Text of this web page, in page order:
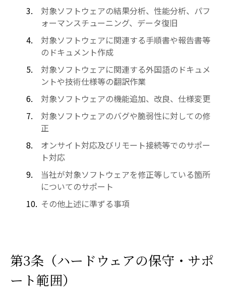
対象ソフトウェアの結果分析、性能分析、パフ
ォーマンスチューニング、データ復旧
対象ソフトウェアに関連する手順書や報告書等
のドキュメント作成
対象ソフトウェアに関連する外国語のドキュメ
ントや技術仕様等の翻訳作業
対象ソフトウェアの機能追加、改良、仕様変更
対象ソフトウェアのバグや脆弱性に対しての修
正
オンサイト対応及びリモート接続等でのサポー
ト対応
当社が対象ソフトウェアを修正等している箇所
についてのサポート
その他上述に準ずる事項
第3条（ハードウェアの保守・サポ
ート範囲）